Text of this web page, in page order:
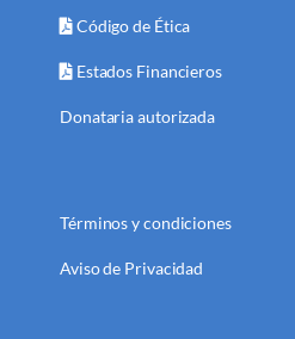
Código de Ética
Estados Financieros
Donataria autorizada
Términos y condiciones
Aviso de Privacidad